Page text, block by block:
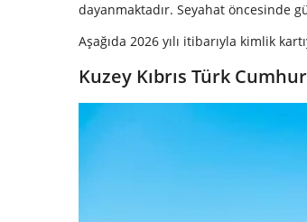
dayanmaktadır. Seyahat öncesinde
Aşağıda 2026 yılı itibarıyla kimlik
Kuzey Kıbrıs Türk